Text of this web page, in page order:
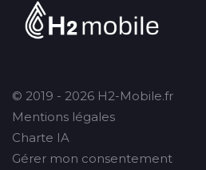
© 2019 - 2026 H2-Mobile.fr
Mentions légales
Charte IA
Gérer mon consentement